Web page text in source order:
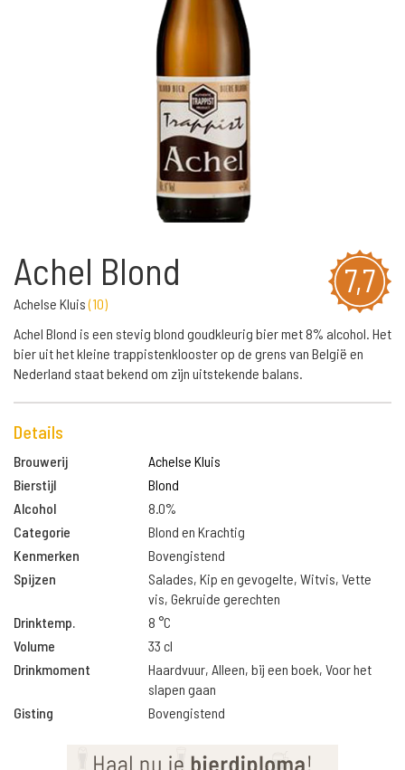
7,7
Achel Blond
Achelse Kluis(10)
Achel Blond is een stevig blond goudkleurig bier met 8% alcohol. Het
bier uit het kleine trappistenklooster op de grens van België en
Nederland staat bekend om zijn uitstekende balans.
Details
Brouwerij
Achelse Kluis
Bierstijl
Blond
Alcohol
8.0%
Categorie
Blond en Krachtig
Kenmerken
Bovengistend
Spijzen
Salades, Kip en gevogelte, Witvis, Vette
vis, Gekruide gerechten
Drinktemp.
8 °C
Volume
33 cl
Drinkmoment
Haardvuur, Alleen, bij een boek, Voor het
slapen gaan
Gisting
Bovengistend